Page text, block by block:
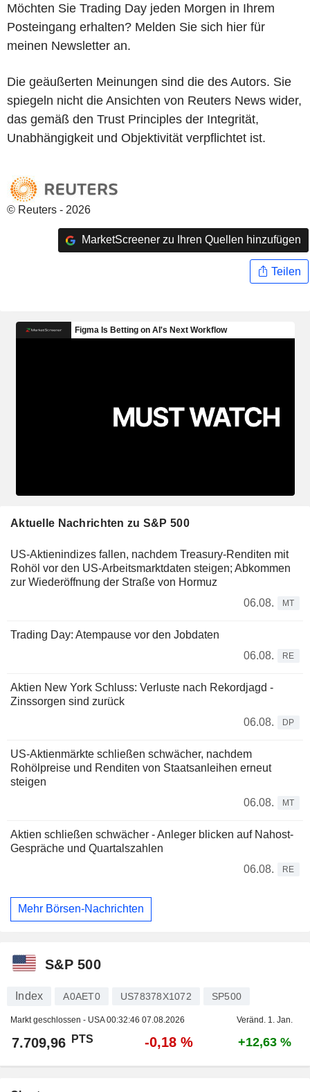
Möchten Sie Trading Day jeden Morgen in Ihrem
Posteingang erhalten? Melden Sie sich hier für
meinen Newsletter an.
Die geäußerten Meinungen sind die des Autors. Sie
spiegeln nicht die Ansichten von Reuters News wider,
das gemäß den Trust Principles der Integrität,
Unabhängigkeit und Objektivität verpflichtet ist.
© Reuters - 2026
MarketScreener zu Ihren Quellen hinzufügen
Teilen
Aktuelle Nachrichten zu S&P 500
US-Aktienindizes fallen, nachdem Treasury-Renditen mit
Rohöl vor den US-Arbeitsmarktdaten steigen; Abkommen
zur Wiederöffnung der Straße von Hormuz
06.08.
MT
Trading Day: Atempause vor den Jobdaten
06.08.
RE
Aktien New York Schluss: Verluste nach Rekordjagd -
Zinssorgen sind zurück
06.08.
DP
US-Aktienmärkte schließen schwächer, nachdem
Rohölpreise und Renditen von Staatsanleihen erneut
steigen
06.08.
MT
Aktien schließen schwächer - Anleger blicken auf Nahost-
Gespräche und Quartalszahlen
06.08.
RE
Mehr Börsen-Nachrichten
S&P 500
Index A0AET0 US78378X1072 SP500
Markt geschlossen - USA00:32:46 07.08.2026 Veränd. 1. Jan.
7.709,96 PTS -0,18 % +12,63 %